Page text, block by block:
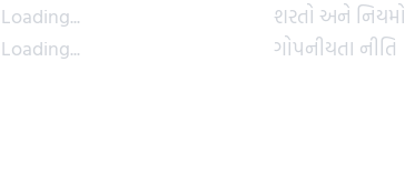
Loading...
Loading...
શરતો અને નિયમો
ગોપનીયતા નીતિ